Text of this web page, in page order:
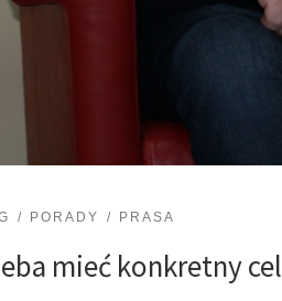
PORADY PRASA
mieć konkretny cel